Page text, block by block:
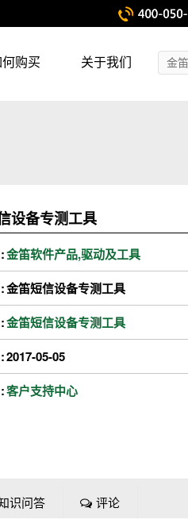
购买 关于我们
设备专测工具
金笛软件产品,驱动及工具
金笛短信设备专测工具
金笛短信设备专测工具
2017-05-05
客户支持中心
识问答 评论